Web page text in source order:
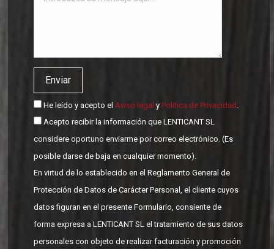
He leído y acepto el Aviso legal y Política de Privacidad .
Acepto recibir la información que LENTICANT SL
considere oportuno enviarme por correo electrónico. (Es
posible darse de baja en cualquier momento).
En virtud de lo establecido en el Reglamento General de
Protección de Datos de Carácter Personal, el cliente cuyos
datos figuran en el presente Formulario, consiente de
forma expresa a LENTICANT SL el tratamiento de sus datos
personales con objeto de realizar facturación y promoción